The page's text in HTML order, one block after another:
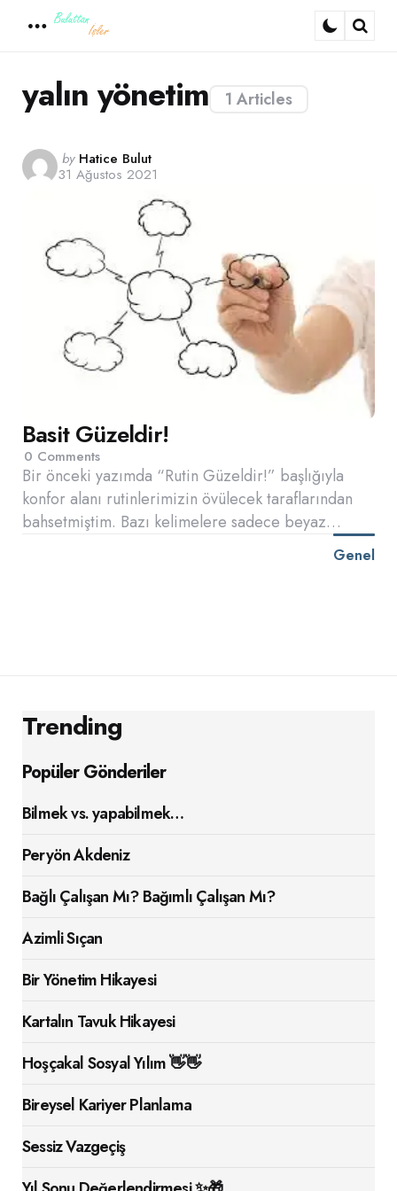
1 Articles
yalın yönetim
Posted
by
by Hatice Bulut
31 Ağustos 2021
Basit Güzeldir!
0 Comments
Bir önceki yazımda “Rutin Güzeldir!” başlığıyla
konfor alanı rutinlerimizin övülecek taraflarından
bahsetmiştim. Bazı kelimelere sadece beyaz…
Genel
Trending
Popüler Gönderiler
Bilmek vs. yapabilmek…
Peryön Akdeniz
Bağlı Çalışan Mı? Bağımlı Çalışan Mı?
Azimli Sıçan
Bir Yönetim Hikayesi
Kartalın Tavuk Hikayesi
Hoşçakal Sosyal Yılım 👋👋
Bireysel Kariyer Planlama
Sessiz Vazgeçiş